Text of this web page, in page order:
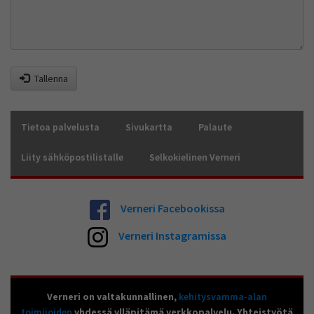
Tallenna
Tietoa palvelusta Sivukartta Palaute
Liity sähköpostilistalle Selkokielinen Verneri
Verneri Facebookissa
Verneri Instagramissa
Verneri on valtakunnallinen, kehitysvamma-alan